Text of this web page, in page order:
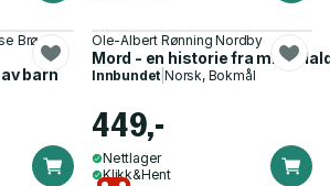
Brøste
barn
Ole-Albert Rønning Nordby
Mord - en historie fra
Innbundet |Norsk, Bokmål
449,-
Nettlager
Klikk&Hent